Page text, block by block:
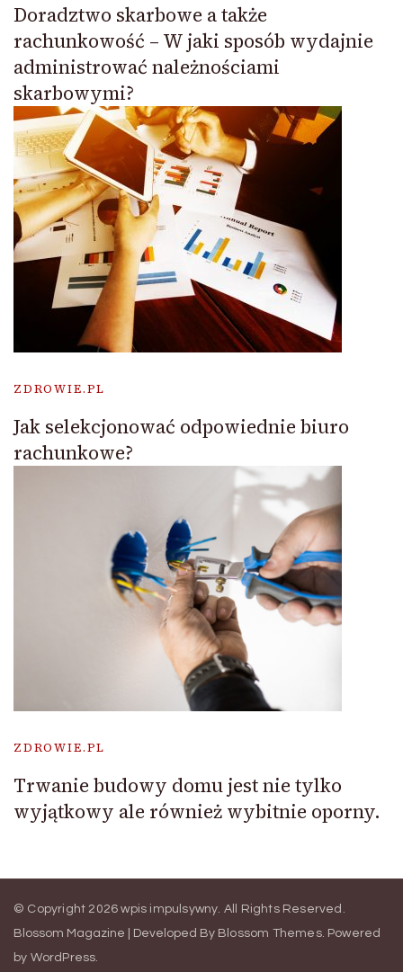
Doradztwo skarbowe a także
rachunkowość – W jaki sposób wydajnie
administrować należnościami
skarbowymi?
ZDROWIE.PL
Jak selekcjonować odpowiednie biuro
rachunkowe?
ZDROWIE.PL
Trwanie budowy domu jest nie tylko
wyjątkowy ale również wybitnie oporny.
© Copyright 2026wpis impulsywny. All Rights Reserved.
Blossom Magazine | Developed By Blossom Themes. Powered
by WordPress.